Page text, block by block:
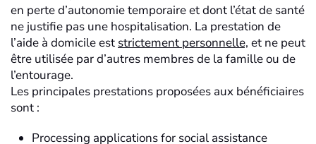
en perte d’autonomie temporaire et dont l’état de santé
ne justifie pas une hospitalisation. La prestation de
l’aide à domicile est strictement personnelle, et ne peut
être utilisée par d’autres membres de la famille ou de
l’entourage.
Les principales prestations proposées aux bénéficiaires
sont :
Processing applications for social assistance